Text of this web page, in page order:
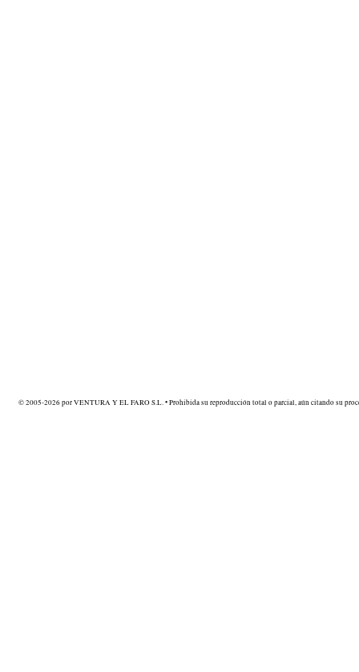
© 2005-2026 por VENTURA Y EL FARO S.L. • Prohibida su reproducción total o parcial, aún citando su